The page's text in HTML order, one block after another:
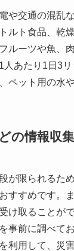
や交通の混乱
ルト食品、乾
ルーツや魚、
人あたり1日3
ペット用の水
の情報収
が限られるた
すすめです。
け取ることが
事前に調べて
利用して、災